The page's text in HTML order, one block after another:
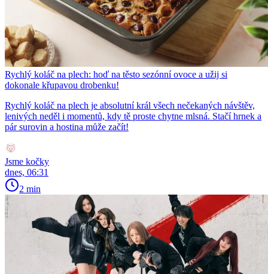
Rychlý koláč na plech: hoď na těsto sezónní ovoce a užij si
dokonale křupavou drobenku!
Rychlý koláč na plech je absolutní král všech nečekaných návštěv,
lenivých neděl i momentů, kdy tě proste chytne mlsná. Stačí hrnek a
pár surovin a hostina může začít!
Jsme kočky
dnes, 06:31
2 min